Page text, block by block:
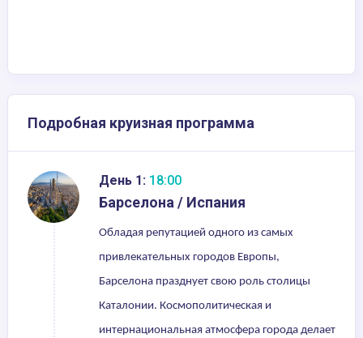
Подробная круизная программа
День 1: 18:00
Барселона / Испания
Обладая репутацией одного из самых
привлекательных городов Европы,
Барселона празднует свою роль столицы
Каталонии. Космополитическая и
интернациональная атмосфера города делает